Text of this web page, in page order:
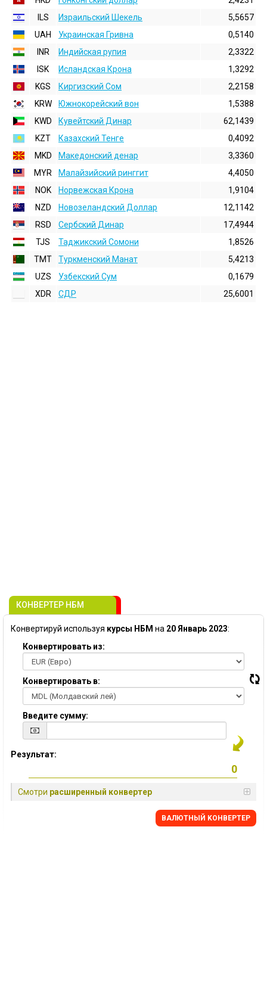
ILS
Израильский Шекель
5,5657
UAH
Украинская Гривна
0,5140
INR
Индийская pупия
2,3322
ISK
Исландская Крона
1,3292
KGS
Киргизский Сом
2,2158
KRW
Южнокорейский вон
1,5388
KWD
Кувейтский Динар
62,1439
KZT
Казахский Тенге
0,4092
MKD
Македонский денар
3,3360
MYR
Малайзийский ринггит
4,4050
NOK
Норвежская Крона
1,9104
NZD
Новозеландский Доллар
12,1142
RSD
Сербский Динар
17,4944
TJS
Таджикский Сомони
1,8526
TMT
Туркменский Манат
5,4213
UZS
Узбекский Сум
0,1679
XDR
СДР 25,6001
КОНВЕРТЕР НБМ
Конвертируй используя курсы НБМ на 20 Январь 2023:
Конвертировать из:
Конвертировать в:
Введите сумму:
Результат:
Смотри расширенный конвертер
BАЛЮТНЫЙ KОНВЕРТЕР